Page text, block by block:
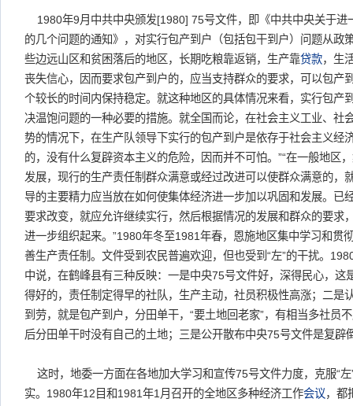
1980年9月中共中央颁发[1980] 75号文件，即《中共中央关于进
的几个问题的通知》，对实行包产到户（包括包干到户）问题从政
些边远山区和贫困落后的地区，长期吃粮靠返销，生产靠贷款，生
丧失信心，因而要求包产到户的，应当支持群众的要求，可以包产
个较长的时间内保持稳定。就这种地区的具体情况来看，实行包产
决温饱问题的一种必要的措施。就全国而论，在社会主义工业、社
势的情况下，在生产队领导下实行的包产到户是依存于社会主义经
的，没有什么复辟资本主义的危险，因而并不可怕。”“在一般地区
发展，现行的生产责任制群众满意或经过改进可以使群众满意的，
导的主要精力应当放在如何使集体经济进一步加以巩固和发展。已
要求改变，就应允许继续实行，然后根据情况的发展和群众的要求
进一步组织起来。”1980年冬至1981年春，恩施地区集中学习和贯
善生产责任制。文件受到农民普遍欢迎，但也受到“左”的干扰。
中说，在鹤峰县有三种反映：一是中央75号文件好，深得民心，这
得好的，责任制定得早的社队，生产主动，社员积极性高涨；二是
到劳，就是包产到户，分田单干，“要土地回老家”，有相当多社员
后分田单干时没有自己的土地；三是公开散布中央75号文件是复辟
这时，地委一方面在各地加大学习和宣传75号文件力度，克服“
实。1980年12目和1981年1月召开的全地区多种经济工作会议，都